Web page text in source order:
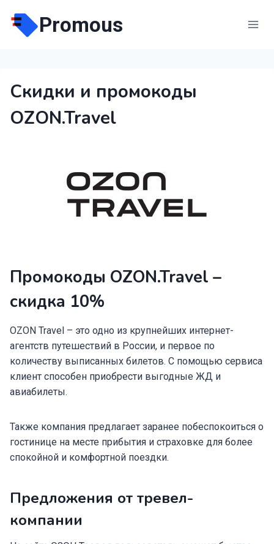
содержимому
Promous
Скидки и промокоды
OZON.Travel
Промокоды OZON.Travel –
скидка 10%
OZON Travel – это одно из крупнейших интернет-
агентств путешествий в России, и первое по
количеству выписанных билетов. С помощью сервиса
клиент способен приобрести выгодные ЖД и
авиабилеты.
Также компания предлагает заранее побеспокоиться о
гостинице на месте прибытия и страховке для более
спокойной и комфортной поездки.
Предложения от тревел-
компании